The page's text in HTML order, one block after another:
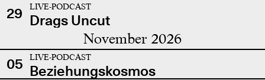
29
LIVE-PODCAST
Drags Uncut
November 2026
05 LIVE-PODCAST
Beziehungskosmos